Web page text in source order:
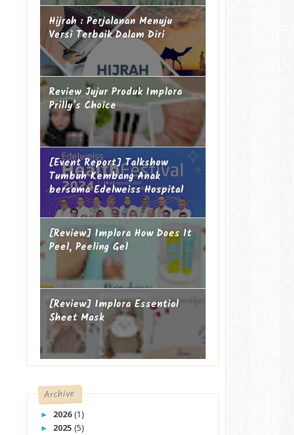
Hijrah : Perjalanan Menuju
Versi Terbaik Dalam Diri
Review Jujur Produk Implora
Prilly's Choice
[Event Report] Talkshow
Tumbuh Kembang Anak
bersama Edelweiss Hospital
[Review] Implora How Does It
Peel, Peeling Gel
[Review] Implora Essential
Sheet Mask
Archive
► 2026(1)
► 2025(5)